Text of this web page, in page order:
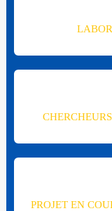
PROJET EN